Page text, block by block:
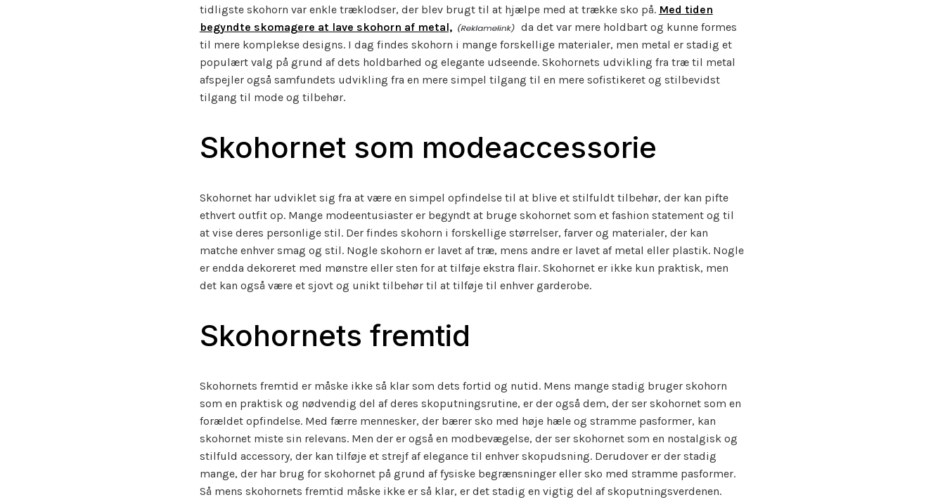
tidligste skohorn var enkle træklodser, der blev brugt til at hjælpe med at trække sko på. Med tiden
begyndte skomagere at lave skohorn af metal,
da det var mere holdbart og kunne formes
til mere komplekse designs. I dag findes skohorn i mange forskellige materialer, men metal er stadig et
populært valg på grund af dets holdbarhed og elegante udseende. Skohornets udvikling fra træ til metal
afspejler også samfundets udvikling fra en mere simpel tilgang til en mere sofistikeret og stilbevidst
tilgang til mode og tilbehør.
Skohornet som modeaccessorie
Skohornet har udviklet sig fra at være en simpel opfindelse til at blive et stilfuldt tilbehør, der kan pifte
ethvert outfit op. Mange modeentusiaster er begyndt at bruge skohornet som et fashion statement og til
at vise deres personlige stil. Der findes skohorn i forskellige størrelser, farver og materialer, der kan
matche enhver smag og stil. Nogle skohorn er lavet af træ, mens andre er lavet af metal eller plastik. Nogle
er endda dekoreret med mønstre eller sten for at tilføje ekstra flair. Skohornet er ikke kun praktisk, men
det kan også være et sjovt og unikt tilbehør til at tilføje til enhver garderobe.
Skohornets fremtid
Skohornets fremtid er måske ikke så klar som dets fortid og nutid. Mens mange stadig bruger skohorn
som en praktisk og nødvendig del af deres skoputningsrutine, er der også dem, der ser skohornet som en
forældet opfindelse. Med færre mennesker, der bærer sko med høje hæle og stramme pasformer, kan
skohornet miste sin relevans. Men der er også en modbevægelse, der ser skohornet som en nostalgisk og
stilfuld accessory, der kan tilføje et strejf af elegance til enhver skopudsning. Derudover er der stadig
mange, der har brug for skohornet på grund af fysiske begrænsninger eller sko med stramme pasformer.
Så mens skohornets fremtid måske ikke er så klar, er det stadig en vigtig del af skoputningsverdenen.